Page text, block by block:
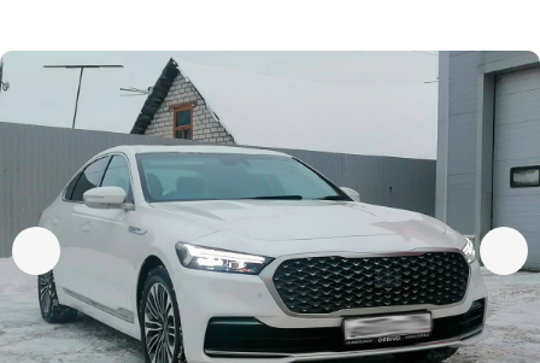
обработку моих Персональных данных